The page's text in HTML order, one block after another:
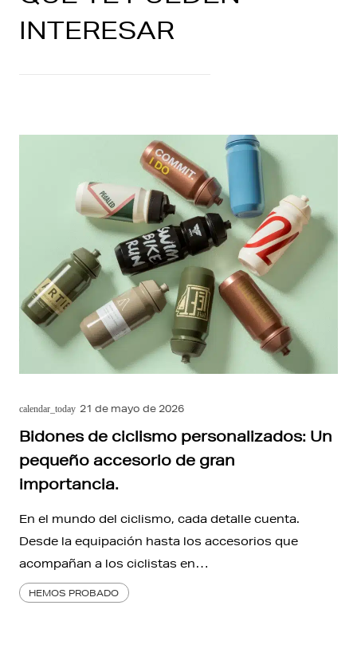
INTERESAR
calendar_today 21 de mayo de 2026
Bidones de ciclismo personalizados: Un
pequeño accesorio de gran
importancia.
En el mundo del ciclismo, cada detalle cuenta.
Desde la equipación hasta los accesorios que
acompañan a los ciclistas en…
HEMOS PROBADO